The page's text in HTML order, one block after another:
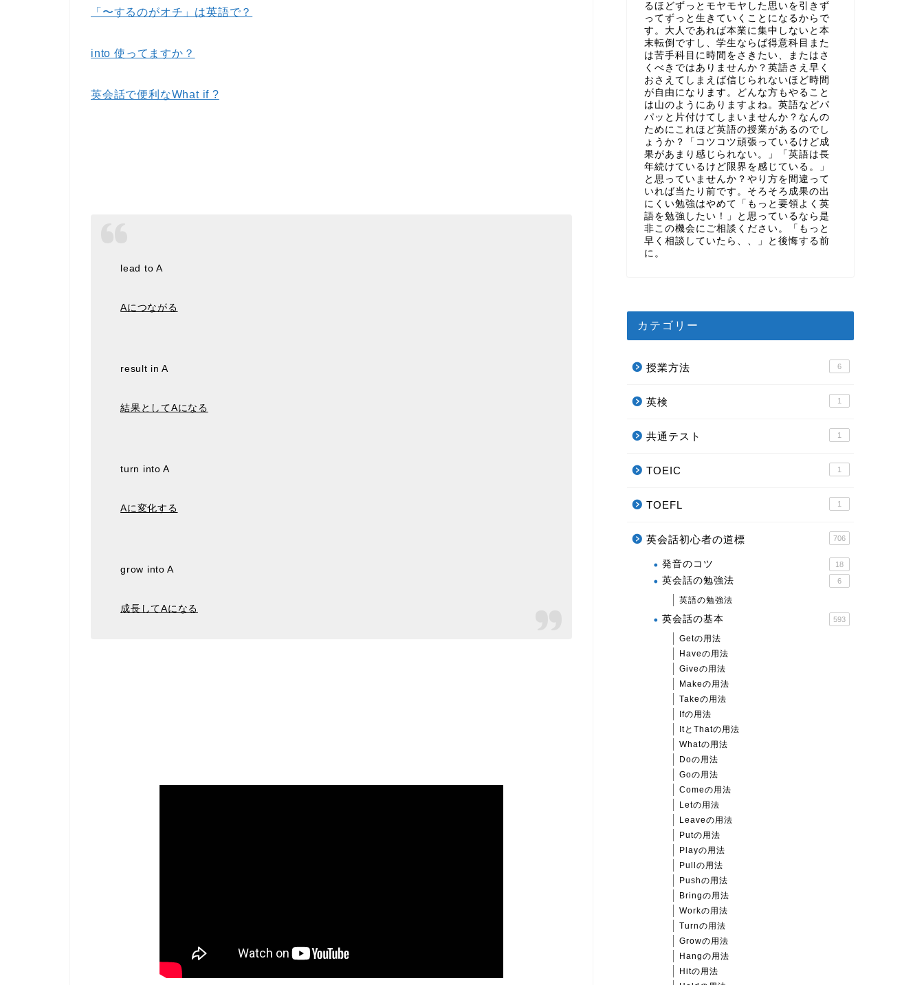
「〜するのがオチ」は英語で？
into 使ってますか？
英会話で便利なWhat if ?
lead to A
Aにつながる
result in A
結果としてAになる
turn into A
Aに変化する
grow into A
成長してAになる
るほどずっとモヤモヤした思いを引きず
ってずっと生きていくことになるからで
す。大人であれば本業に集中しないと本
末転倒ですし、学生ならば得意科目また
は苦手科目に時間をさきたい、またはさ
くべきではありませんか？英語さえ早く
おさえてしまえば信じられないほど時間
が自由になります。どんな方もやること
は山のようにありますよね。英語などパ
パッと片付けてしまいませんか？なんの
ためにこれほど英語の授業があるのでし
ょうか？「コツコツ頑張っているけど成
果があまり感じられない。」「英語は長
年続けているけど限界を感じている。」
と思っていませんか？やり方を間違って
いれば当たり前です。そろそろ成果の出
にくい勉強はやめて「もっと要領よく英
語を勉強したい！」と思っているなら是
非この機会にご相談ください。「もっと
早く相談していたら、、」と後悔する前
に。
カテゴリー
授業方法 6
英検 1
共通テスト 1
TOEIC 1
TOEFL 1
英会話初心者の道標 706
発音のコツ 18
英会話の勉強法 6
英語の勉強法
英会話の基本 593
Getの用法
Haveの用法
Giveの用法
Makeの用法
Takeの用法
Ifの用法
ItとThatの用法
Whatの用法
Doの用法
Goの用法
Comeの用法
Letの用法
Leaveの用法
Putの用法
Playの用法
Pullの用法
Pushの用法
Bringの用法
Workの用法
Turnの用法
Growの用法
Hangの用法
Hitの用法